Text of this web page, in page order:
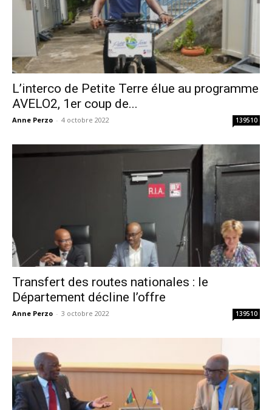
L’interco de Petite Terre élue au programme
AVELO2, 1er coup de...
Anne Perzo - 4 octobre 2022 139510
Transfert des routes nationales : le
Département décline l’offre
Anne Perzo - 3 octobre 2022 139510